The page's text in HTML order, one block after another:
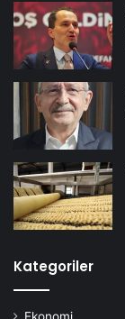
Kategoriler
Ekonomi